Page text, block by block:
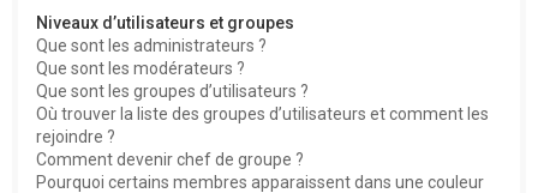
Niveaux d’utilisateurs et groupes
Que sont les administrateurs ?
Que sont les modérateurs ?
Que sont les groupes d’utilisateurs ?
Où trouver la liste des groupes d’utilisateurs et comment les
rejoindre ?
Comment devenir chef de groupe ?
Pourquoi certains membres apparaissent dans une couleur